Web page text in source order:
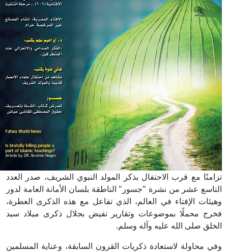
مع قرب الاحتفال بذكر المولد النبوي الشريف، صدر العدد
عشر من نشرة "جسور" الناطقة بلسان الأمانة العامة لدور
الإفتاء في العالم، الذي تفاعل مع هذه الذكرى العطرة،
محملًا بموضوعات وتقارير تفيض بجلال ذكرى ميلاد سيد
صلى الله عليه وآله وسلم.
محاولة لاستعادة ذكريات القرون السابقة، وعناية المسلمين